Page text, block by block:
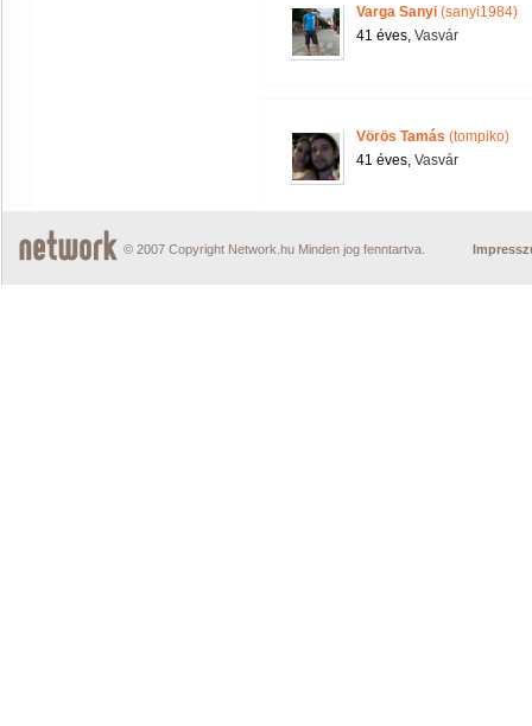
Varga Sanyi (sanyi1984)
41 éves, Vasvár
Vörös Tamás (tompiko)
41 éves, Vasvár
© 2007 Copyright Network.hu Minden jog fenntartva.